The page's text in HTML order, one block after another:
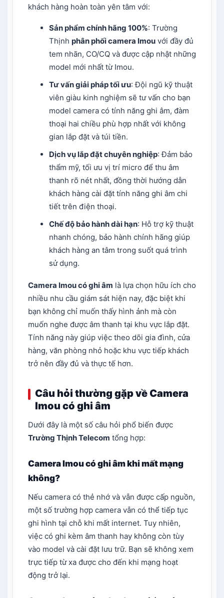
khách hàng hoàn toàn yên tâm với:
Sản phẩm chính hãng 100%: Trường
Thịnh phân phối camera Imouvới đầy đủ
tem nhãn, CO/CQ và được cập nhật những
model mới nhất từ Imou.
Tư vấn giải pháp tối ưu: Đội ngũ kỹ thuật
viên giàu kinh nghiệm sẽ tư vấn cho bạn
model camera có tính năng ghi âm, đàm
thoại hai chiều phù hợp nhất với không
gian lắp đặt và túi tiền.
Dịch vụ lắp đặt chuyên nghiệp: Đảm bảo
thẩm mỹ, tối ưu vị trí micro để thu âm
thanh rõ nét nhất, đồng thời hướng dẫn
khách hàng cài đặt tính năng ghi âm chi
tiết trên điện thoại.
Chế độ bảo hành dài hạn: Hỗ trợ kỹ thuật
nhanh chóng, bảo hành chính hãng giúp
khách hàng an tâm trong suốt quá trình
sử dụng.
Camera Imou có ghi âm là lựa chọn hữu ích cho
nhiều nhu cầu giám sát hiện nay, đặc biệt khi
bạn không chỉ muốn thấy hình ảnh mà còn
muốn nghe được âm thanh tại khu vực lắp đặt.
Tính năng này giúp việc theo dõi gia đình, cửa
hàng, văn phòng nhỏ hoặc khu vực tiếp khách
trở nên đầy đủ và thực tế hơn.
Câu hỏi thường gặp về Camera
Imou có ghi âm
Dưới đây là một số câu hỏi phổ biến được
Trường Thịnh Telecom tổng hợp:
Camera Imou có ghi âm khi mất mạng
không?
Nếu camera có thẻ nhớ và vẫn được cấp nguồn,
một số trường hợp camera vẫn có thể tiếp tục
ghi hình tại chỗ khi mất internet. Tuy nhiên,
việc có ghi kèm âm thanh hay không còn tùy
vào model và cài đặt lưu trữ. Bạn sẽ không xem
trực tiếp từ xa được cho đến khi mạng hoạt
động trở lại.